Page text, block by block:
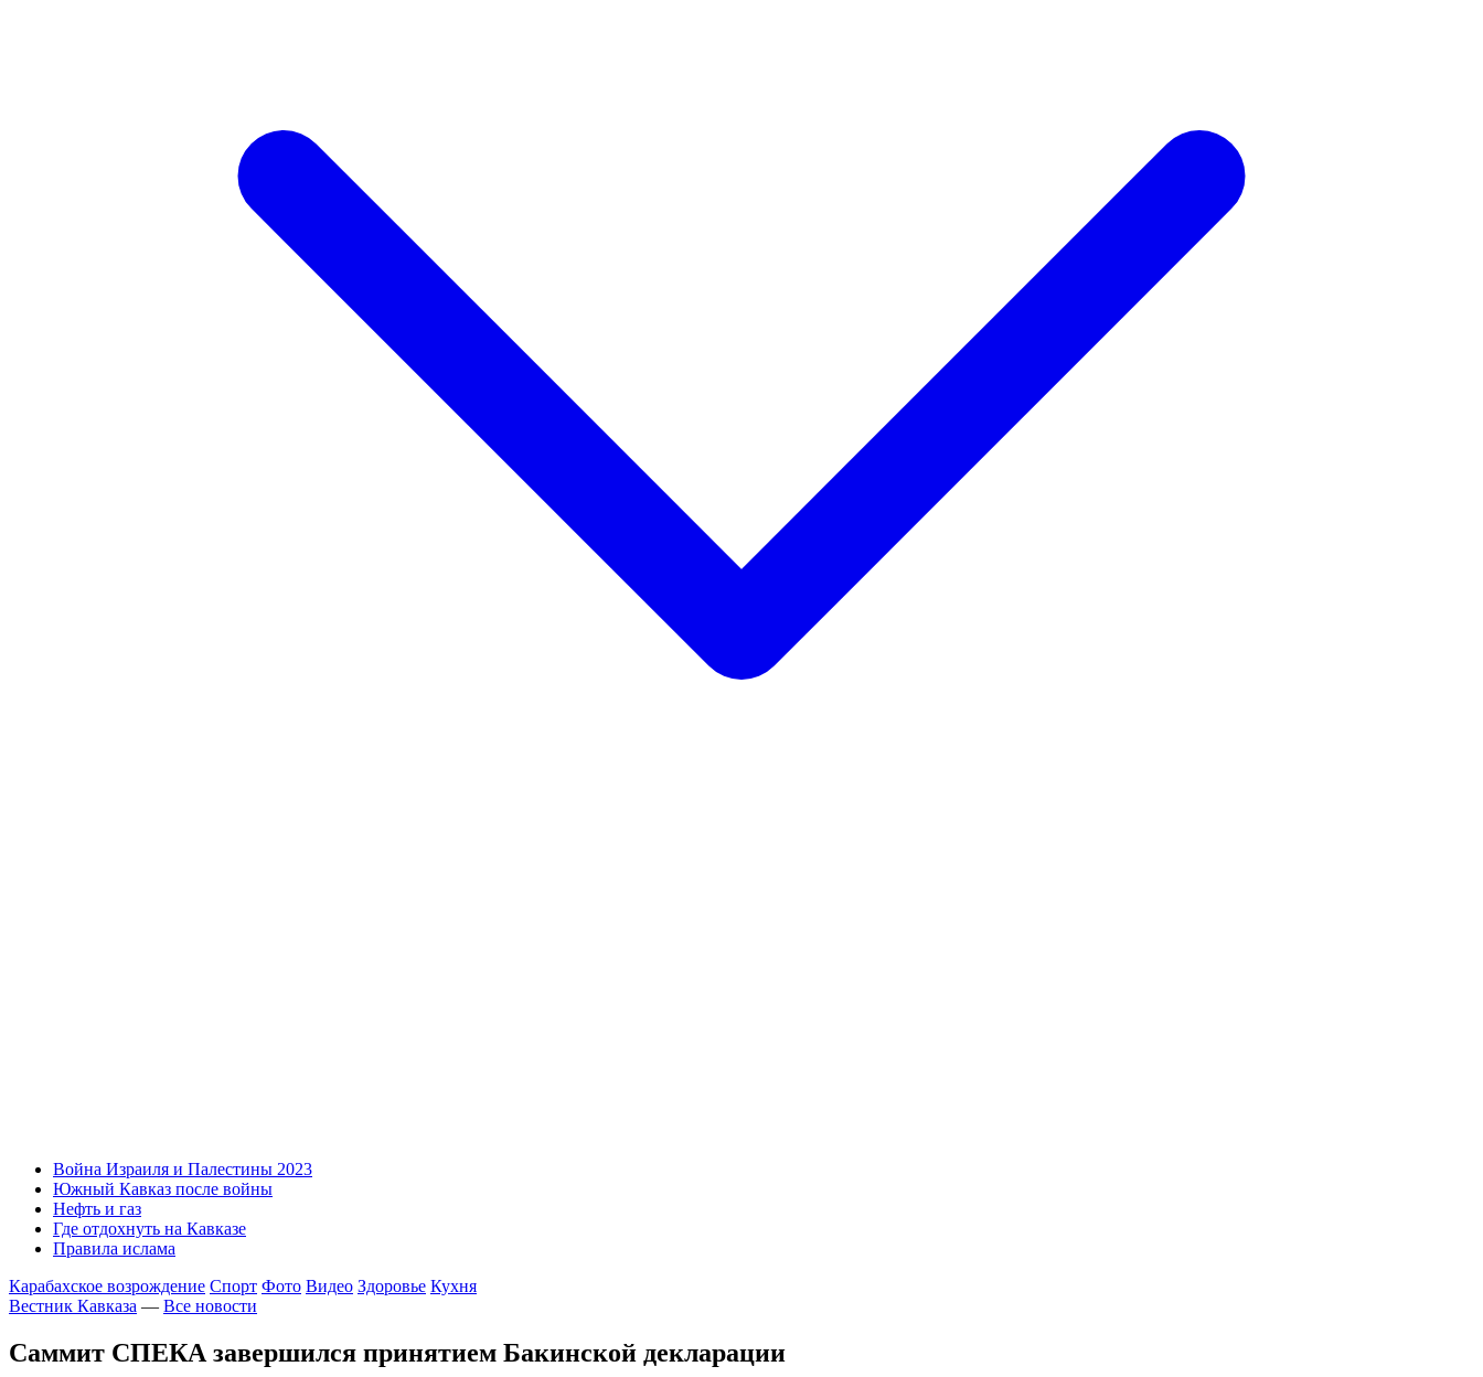
Война Израиля и Палестины 2023
Южный Кавказ после войны
Нефть и газ
Где отдохнуть на Кавказе
Правила ислама
Карабахское возрождение Спорт Фото Видео Здоровье Кухня
Вестник Кавказа — Все новости
Саммит СПЕКА завершился принятием Бакинской декларации